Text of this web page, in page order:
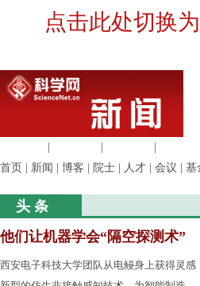
点击此处切换
首页
新闻 博客 院士 人才 会议 基
头 条
他们让机器学会“隔空探测术”
西安电子科技大学团队从电鳗身上获得灵感